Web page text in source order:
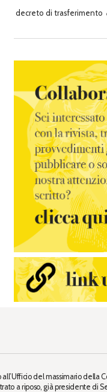
decreto di trasferimento
del massimario della
a riposo, già presidente di